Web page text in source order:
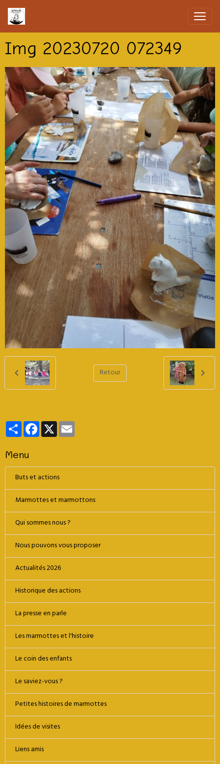
Img 20230720 072349
Retour
PartagerFacebook
X
Menu
Buts et actions
Marmottes et marmottons
Qui sommes nous ?
Nous pouvons vous proposer
Actualités 2026
Historique des actions
La presse en parle
Les marmottes et l'histoire
Le coin des enfants
Le saviez-vous ?
Petites histoires de marmottes
Idées de visites
Liens amis